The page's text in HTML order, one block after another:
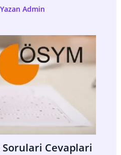
Admin
Sorulari Cevaplari